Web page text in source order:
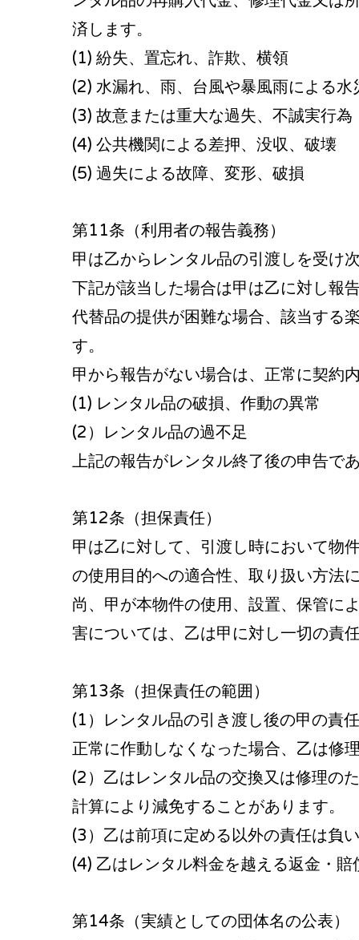
済します。
(1) 紛失、置忘れ、詐欺、横領
(2) 水漏れ、雨、台風や暴風雨による水
(3) 故意または重大な過失、不誠実行為
(4) 公共機関による差押、没収、破壊
(5) 過失による故障、変形、破損
第11条（利用者の報告義務）
甲は乙からレンタル品の引渡しを受け
下記が該当した場合は甲は乙に対し報
代替品の提供が困難な場合、該当する
す。
甲から報告がない場合は、正常に契約
(1) レンタル品の破損、作動の異常
(2）レンタル品の過不足
上記の報告がレンタル終了後の申告で
第12条（担保責任）
甲は乙に対して、引渡し時において物
の使用目的への適合性、取り扱い方法
尚、甲が本物件の使用、設置、保管に
害については、乙は甲に対し一切の責
第13条（担保責任の範囲）
(1）レンタル品の引き渡し後の甲の責
正常に作動しなくなった場合、乙は修
(2）乙はレンタル品の交換又は修理の
計算により減免することがあります。
(3）乙は前項に定める以外の責任は負
(4) 乙はレンタル料金を越える返金・
第14条（実績としての団体名の公表）